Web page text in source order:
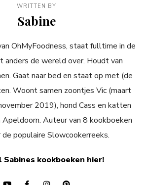
WRITTEN BY
Sabine
OhMyFoodness, staat fulltime in de
anders de wereld over. Houdt van
Gaat naar bed en staat op met (de
Woont samen zoontjes Vic (maart
2019), hond Cass en katten
Apeldoorn. Auteur van 8 kookboeken
de populaire Slowcookerreeks.
Sabines kookboeken hier!